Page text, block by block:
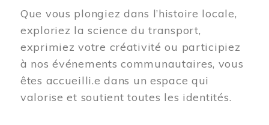
Que vous plongiez dans l’histoire locale,
exploriez la science du transport,
exprimiez votre créativité ou participiez
à nos événements communautaires, vous
êtes accueilli.e dans un espace qui
valorise et soutient toutes les identités.